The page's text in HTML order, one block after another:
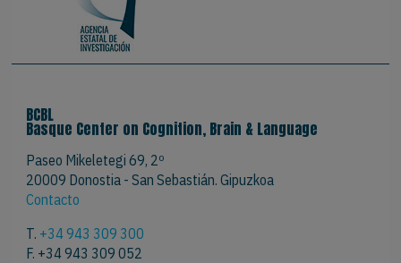
BCBL
Basque Center on Cognition, Brain & Language
Paseo Mikeletegi 69, 2º
20009 Donostia - San Sebastián. Gipuzkoa
Contacto
T. +34 943 309 300
F. +34 943 309 052